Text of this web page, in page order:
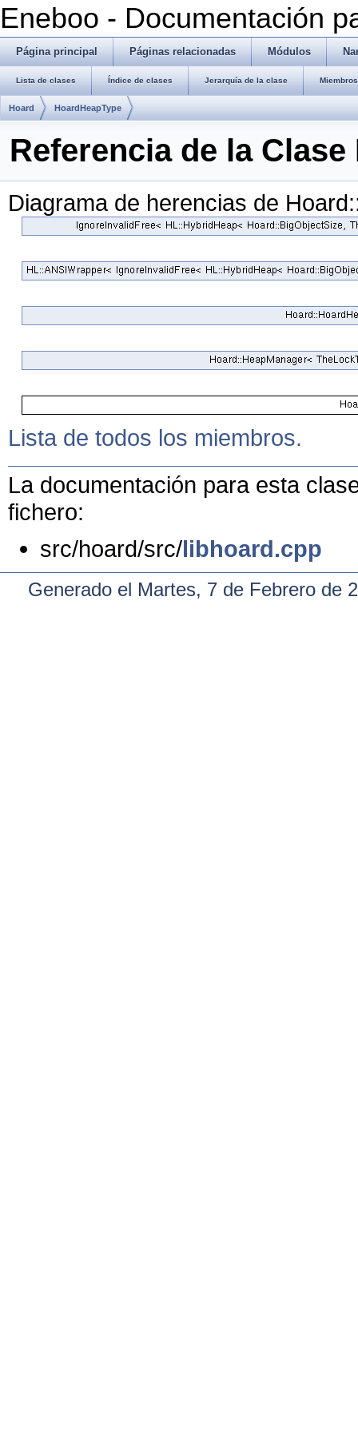
Eneboo - Documentación
Página principal Páginas relacionadas Módulos
Lista de clases Índice de clases Jerarquía de la clase
Hoard HoardHeapType
Referencia de la
Diagrama de herencias de
Lista de todos los miembros.
La documentación para esta
fichero:
src/hoard/src/libhoard.cpp
Generado el Martes, 7 de Febrero de